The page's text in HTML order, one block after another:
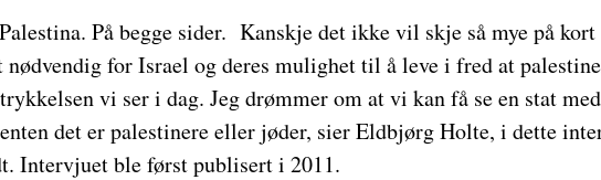
På begge sider. Kanskje det ikke vil skje så mye på
nødvendig for Israel og deres mulighet til å leve i fred at
vi ser i dag. Jeg drømmer om at vi kan få se en stat
det er palestinere eller jøder, sier Eldbjørg Holte, i dette
Intervjuet ble først publisert i 2011.